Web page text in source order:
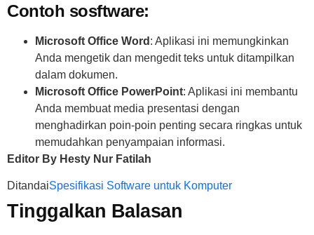
Contoh sosftware:
Microsoft Office Word : Aplikasi ini memungkinkan
Anda mengetik dan mengedit teks untuk ditampilkan
dalam dokumen.
Microsoft Office PowerPoint: Aplikasi ini membantu
Anda membuat media presentasi dengan
menghadirkan poin-poin penting secara ringkas untuk
memudahkan penyampaian informasi.
Editor By Hesty Nur Fatilah
DitandaiSpesifikasi Software untuk Komputer
Tinggalkan Balasan